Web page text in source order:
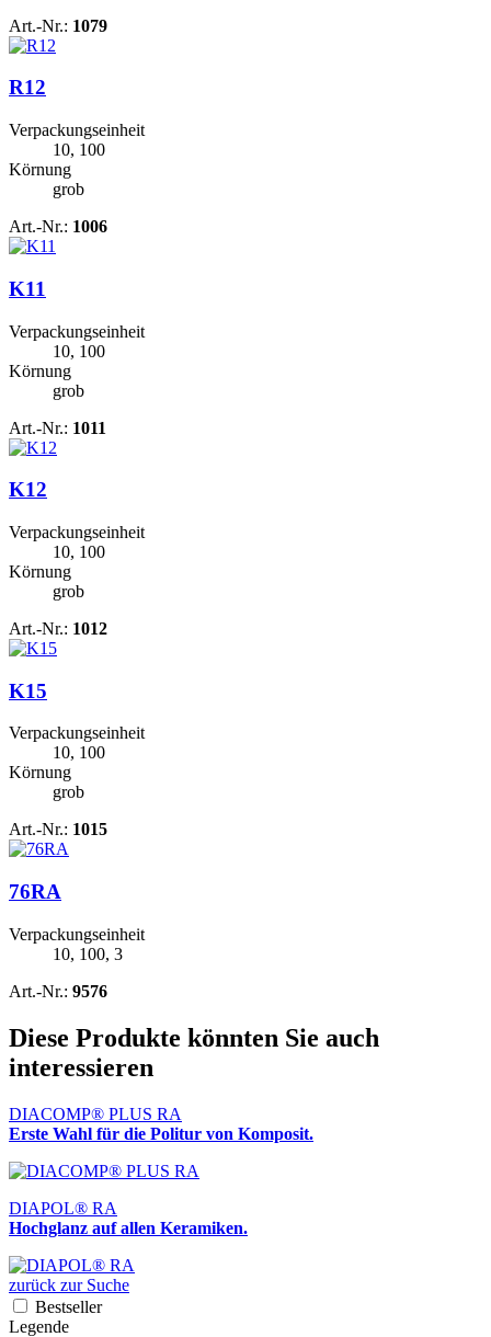
Art.-Nr.: 1079
R12
Verpackungseinheit
10, 100
Körnung
grob
Art.-Nr.: 1006
K11
Verpackungseinheit
10, 100
Körnung
grob
Art.-Nr.: 1011
K12
Verpackungseinheit
10, 100
Körnung
grob
Art.-Nr.: 1012
K15
Verpackungseinheit
10, 100
Körnung
grob
Art.-Nr.: 1015
76RA
Verpackungseinheit
10, 100, 3
Art.-Nr.: 9576
Diese Produkte könnten Sie auch
interessieren
DIACOMP® PLUS RA
Erste Wahl für die Politur von Komposit.
DIAPOL® RA
Hochglanz auf allen Keramiken.
zurück zur Suche
Bestseller
Legende